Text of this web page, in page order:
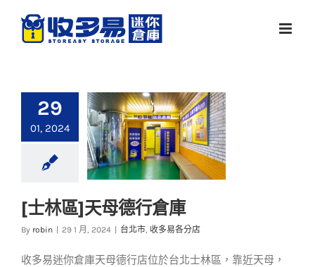
29
01, 2024
[士林區]天母德行倉庫
[士林區]天母德行倉庫
By robin 29 1 月, 2024 台北市, 收多易各分店
收多易迷你倉庫天母德行店位於台北士林區，靠近天母，